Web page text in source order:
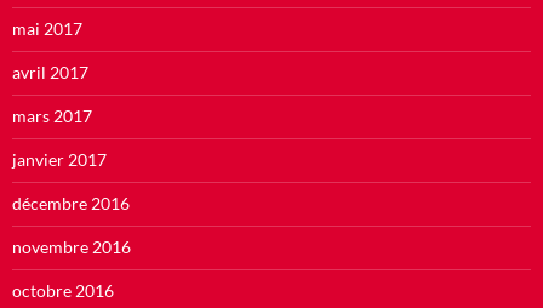
mai 2017
avril 2017
mars 2017
janvier 2017
décembre 2016
novembre 2016
octobre 2016